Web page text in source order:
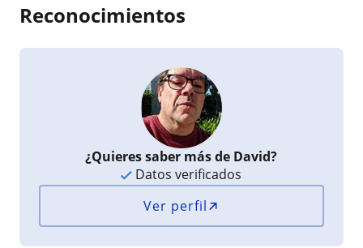
Reconocimientos
¿Quieres saber más de David?
Datos verificados
Ver perfil